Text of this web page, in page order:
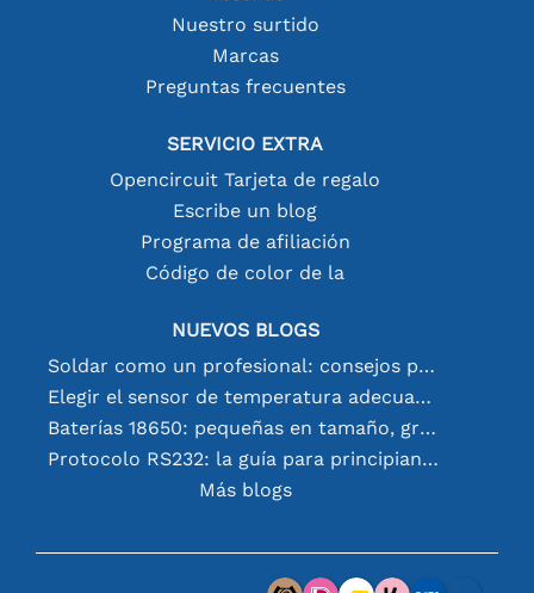
Nuestro surtido
Marcas
Preguntas frecuentes
SERVICIO EXTRA
Opencircuit Tarjeta de regalo
Escribe un blog
Programa de afiliación
Código de color de la
NUEVOS BLOGS
Soldar como un profesional: consejos para conexiones electrónicas perfectas
Elegir el sensor de temperatura adecuado [youtube]
Baterías 18650: pequeñas en tamaño, grandes en rendimiento
Protocolo RS232: la guía para principiantes
Más blogs